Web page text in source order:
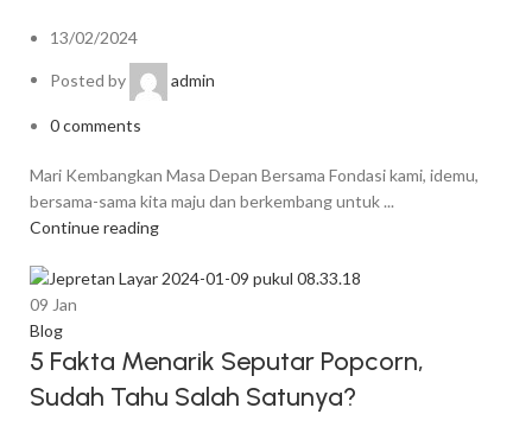
13/02/2024
Posted by admin
0comments
Mari Kembangkan Masa Depan Bersama Fondasi kami, idemu,
bersama-sama kita maju dan berkembang untuk ...
Continue reading
09 Jan
Blog
5 Fakta Menarik Seputar Popcorn,
Sudah Tahu Salah Satunya?